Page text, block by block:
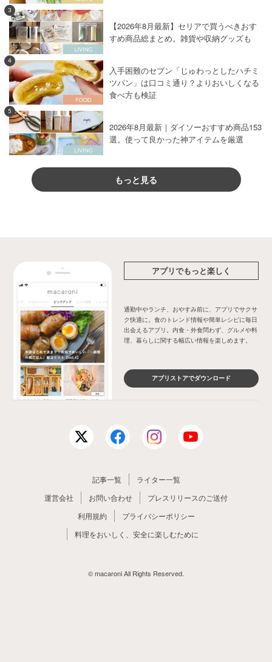
3
【2026年8月最新】セリアで買うべきおす
すめ商品総まとめ。雑貨や収納グッズも
4
入手困難のセブン「じゅわっとしたハチミ
ツパン」は口コミ通り？よりおいしくなる
食べ方も検証
5
2026年8月最新｜ダイソーおすすめ商品153
選。使って良かった神アイテムを厳選
もっと見る
アプリでもっと楽しく
通勤中やランチ、おやすみ前に、アプリでサクサ
ク快適に。食のトレンド情報や簡単レシピに毎日
出会えるアプリ。内食・外食問わず、グルメや料
理、暮らしに関する幅広い情報を楽しめます。
アプリストアでダウンロード
記事一覧
ライター一覧
運営会社
お問い合わせ
プレスリリースのご送付
利用規約
プライバシーポリシー
料理をおいしく、安全に楽しむために
© macaroni All Rights Reserved.